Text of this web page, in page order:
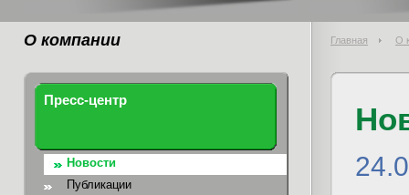
О компании Главная О
Пресс-центр
Новости
Публикации